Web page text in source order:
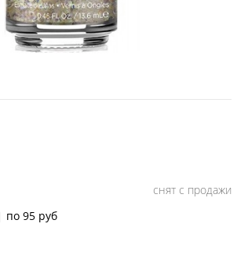
снят с продажи
по 95 руб